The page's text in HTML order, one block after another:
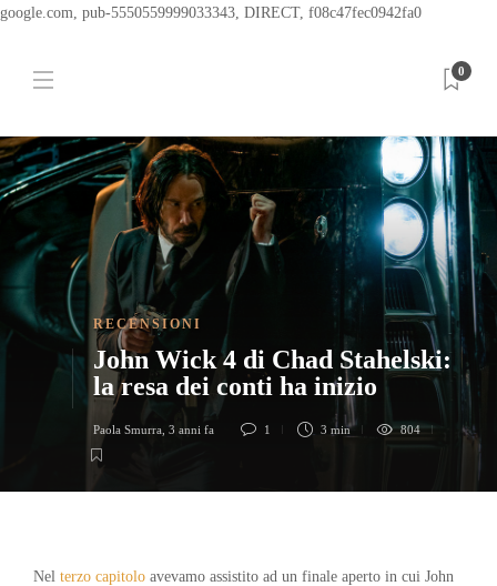
google.com, pub-5550559999033343, DIRECT, f08c47fec0942fa0
0
RECENSIONI
John Wick 4 di Chad Stahelski:
la resa dei conti ha inizio
Paola Smurra 3 anni fa 1 3 min 804
Nel terzo capitolo avevamo assistito ad un finale aperto in cui John